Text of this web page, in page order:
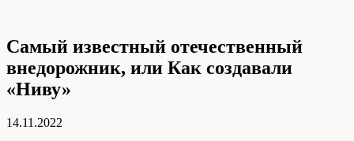
Самый известный отечественный
внедорожник, или Как создавали
«Ниву»
14.11.2022